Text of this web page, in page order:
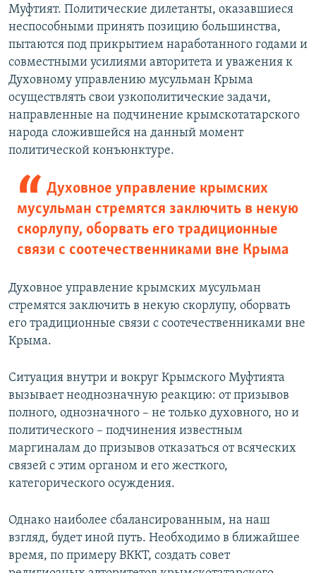
Муфтият. Политические дилетанты, оказавшиеся
неспособными принять позицию большинства,
пытаются под прикрытием наработанного годами и
совместными усилиями авторитета и уважения к
Духовному управлению мусульман Крыма
осуществлять свои узкополитические задачи,
направленные на подчинение крымскотатарского
народа сложившейся на данный момент
политической конъюнктуре.
Духовное управление крымских
мусульман стремятся заключить в некую
скорлупу, оборвать его традиционные
связи с соотечественниками вне Крыма
Духовное управление крымских мусульман
стремятся заключить в некую скорлупу, оборвать
его традиционные связи с соотечественниками вне
Крыма.
Ситуация внутри и вокруг Крымского Муфтията
вызывает неоднозначную реакцию: от призывов
полного, однозначного – не только духовного, но и
политического – подчинения известным
маргиналам до призывов отказаться от всяческих
связей с этим органом и его жесткого,
категорического осуждения.
Однако наиболее сбалансированным, на наш
взгляд, будет иной путь. Необходимо в ближайшее
время, по примеру ВККТ, создать совет